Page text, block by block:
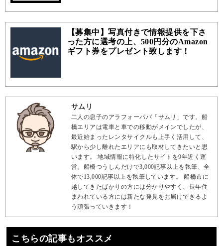
【募集中】写真付きで情報提供を下さ
った方に選考の上、500円分のAmazon
ギフト券をプレゼント致します！
サムリ
二人の息子のアラフォーパパ「サムリ」です。船
橋エリアは電車と車での移動がメインでしたが、
最近始まったレンタサイクルも上手く活用して、
駅から少し離れたエリアにも取材してきたいと思
います。 地域情報に特化したサイトを9年近く運
営。船橋つうしんだけで3,000記事以上を執筆、全
体で13,000記事以上を執筆しています。 船橋市に
越してきたばかりの方には分かりやすく、長年住
まわれている方には新たな発見をお届けできるよ
う頑張っていきます！
こちらの記事もオススメ